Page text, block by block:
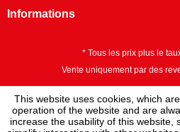
Informations
* Tous les prix plus le
Vente uniquement par des
This website uses cookies, which
operation of the website and are
increase the usability of this website,